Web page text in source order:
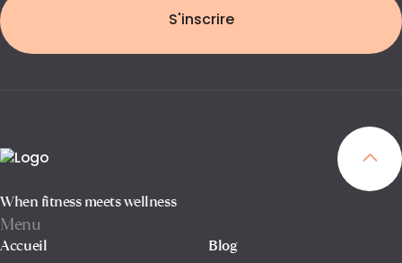
S'inscrire
When fitness meets wellness
Menu
Accueil Blog